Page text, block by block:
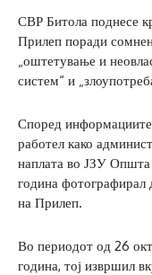
СВР Битола поднесе
Прилеп поради
„оштетување и
систем“ и
Според информациите
работел како
наплата во ЈЗУ
година фотографирал
на Прилеп.
Во периодот од 26
година, тој извршил